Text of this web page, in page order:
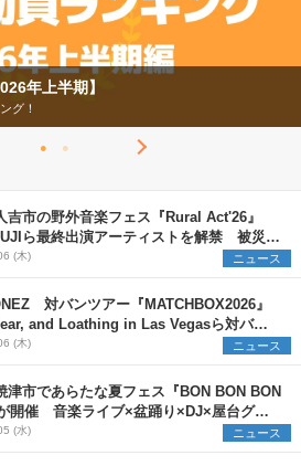
】
やってきた！
吉市の野外音楽フェス『Rural Act'26』
ら最終出演アーティストを解禁 被災地
ジェクトの始動も発表
(木) ニュース
対バンツアー『MATCHBOX2026』
and Loathing in Las Vegasら対バン
ストを一斉解禁
(木) ニュース
津市であらたな夏フェス『BON BON BON
開催 音楽ライブ×盆踊り×DJ×屋台グル
ンナイトで彩る2日間
(水) ニュース